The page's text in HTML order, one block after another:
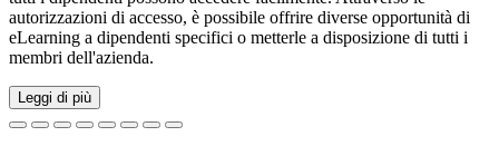
autorizzazioni di accesso, è possibile offrire diverse opportunità di
eLearning a dipendenti specifici o metterle a disposizione di tutti i
membri dell'azienda.
Leggi di più